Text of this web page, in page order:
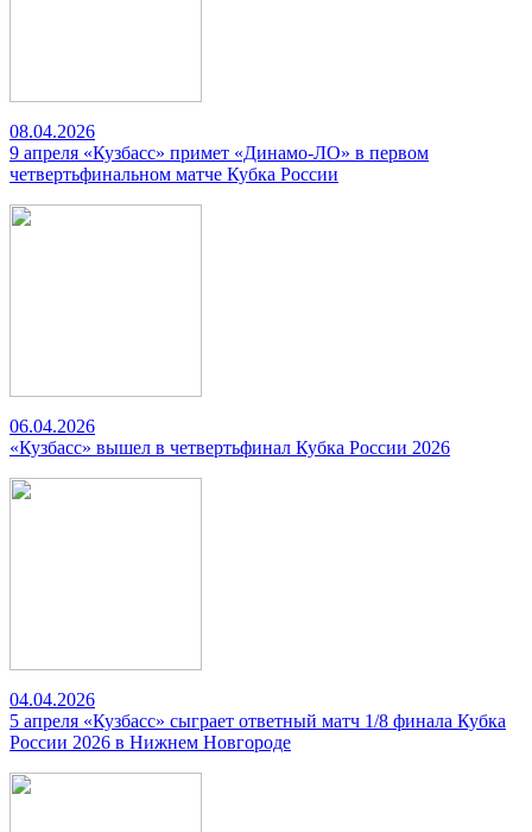
08.04.2026
9 апреля «Кузбасс» примет «Динамо-ЛО» в первом
четвертьфинальном матче Кубка России
06.04.2026
«Кузбасс» вышел в четвертьфинал Кубка России 2026
04.04.2026
5 апреля «Кузбасс» сыграет ответный матч 1/8 финала Кубка
России 2026 в Нижнем Новгороде